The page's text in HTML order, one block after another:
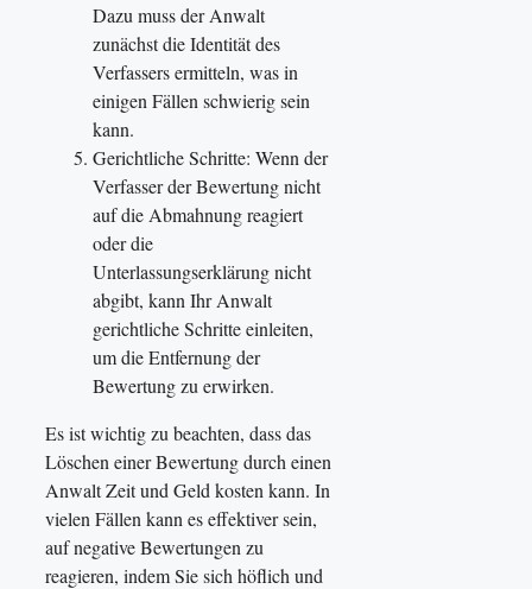
Dazu muss der Anwalt
zunächst die Identität des
Verfassers ermitteln, was in
einigen Fällen schwierig sein
kann.
Gerichtliche Schritte: Wenn der
Verfasser der Bewertung nicht
auf die Abmahnung reagiert
oder die
Unterlassungserklärung nicht
abgibt, kann Ihr Anwalt
gerichtliche Schritte einleiten,
um die Entfernung der
Bewertung zu erwirken.
Es ist wichtig zu beachten, dass das
Löschen einer Bewertung durch einen
Anwalt Zeit und Geld kosten kann. In
vielen Fällen kann es effektiver sein,
auf negative Bewertungen zu
reagieren, indem Sie sich höflich und